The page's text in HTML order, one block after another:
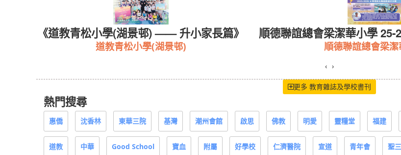
《道教青松小學(湖景邨) —— 升小家長篇》
道教青松小學(湖景邨)
順德聯誼總會梁潔華小學 25-
順德聯誼總會梁
‹ ›
更多 教育雜誌及學校書刊
熱門搜尋
惠僑 沈香林 東華三院 基灣 潮州會館 啟思 佛教 明愛 靈糧堂 福建
道教 中華 Good School 寶血 附屬 好學校 仁濟醫院 宣道 青年會 聖